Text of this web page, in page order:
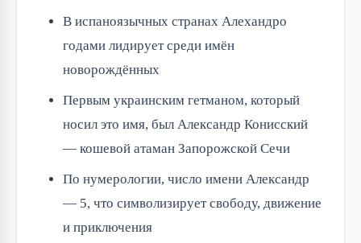
В испаноязычных странах Алехандро
годами лидирует среди имён
новорождённых
Первым украинским гетманом, который
носил это имя, был Александр Конисский
— кошевой атаман Запорожской Сечи
По нумерологии, число имени Александр
— 5, что символизирует свободу, движение
и приключения